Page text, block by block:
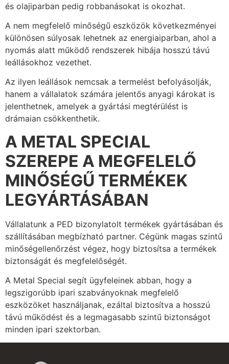
és olajiparban pedig robbanásokat is okozhat.
A nem megfelelő minőségű eszközök következményei
különösen súlyosak lehetnek az energiaiparban, ahol a
nyomás alatt működő rendszerek hibája hosszú távú
leállásokhoz vezethet.
Az ilyen leállások nemcsak a termelést befolyásolják,
hanem a vállalatok számára jelentős anyagi károkat is
jelenthetnek, amelyek a gyártási megtérülést is
drámaian csökkenthetik.
A METAL SPECIAL
SZEREPE A MEGFELELŐ
MINŐSÉGŰ TERMÉKEK
LEGYÁRTÁSÁBAN
Vállalatunk a PED bizonylatolt termékek gyártásában és
szállításában megbízható partner. Cégünk magas szintű
minőségellenőrzést végez, hogy biztosítsa a termékek
biztonságát és megfelelőségét.
A Metal Special segít ügyfeleinek abban, hogy a
legszigorúbb ipari szabványoknak megfelelő
eszközöket használjanak, ezáltal biztosítva a hosszú
távú működést és a legmagasabb szintű biztonságot
minden ipari szektorban.